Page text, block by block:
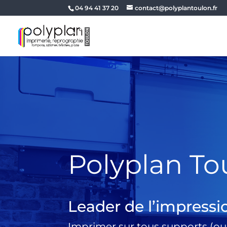
04 94 41 37 20 contact@polyplantoulon.fr
Polyplan
Leader de